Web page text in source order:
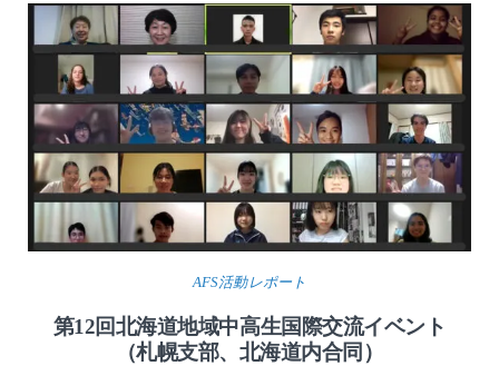
AFS活動レポート
第12回北海道地域中高生国際交流イベント
（札幌支部、北海道内合同）